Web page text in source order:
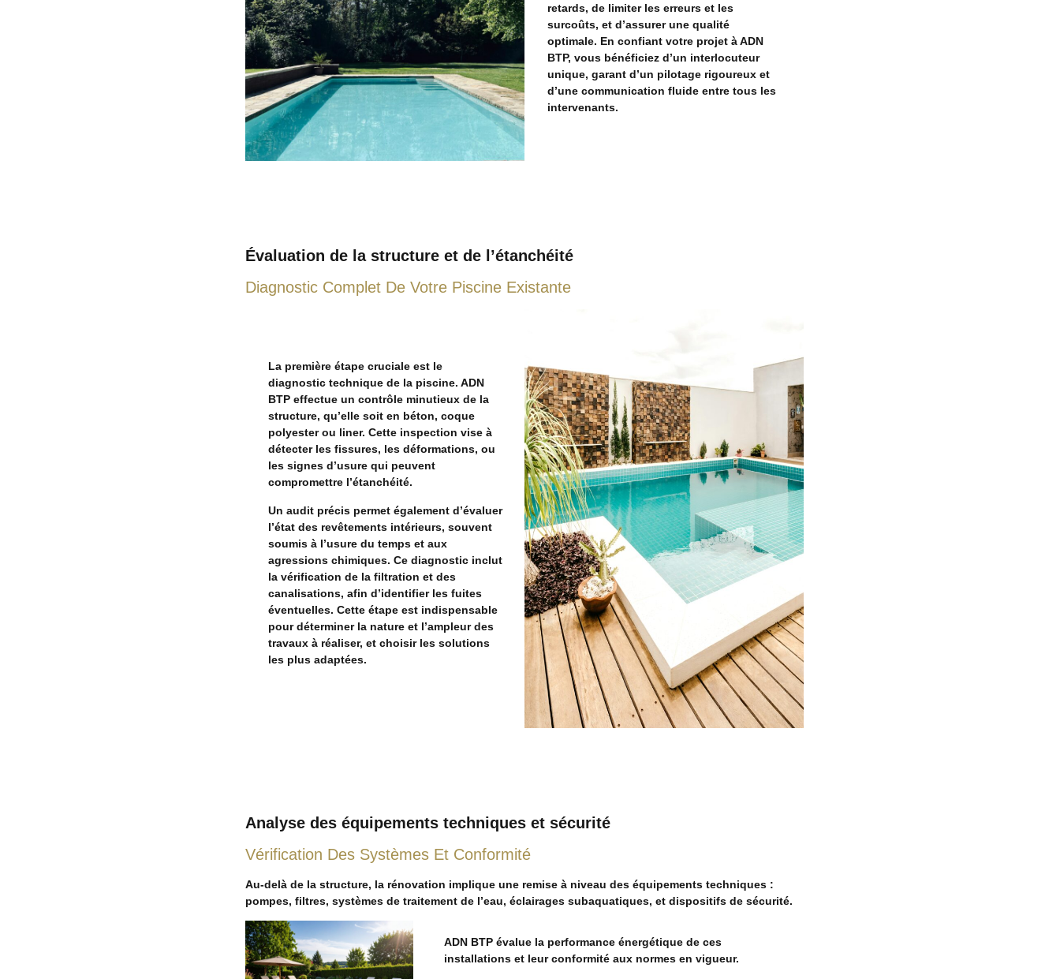
retards, de limiter les erreurs et les
surcoûts, et d’assurer une qualité
optimale. En confiant votre projet à ADN
BTP, vous bénéficiez d’un interlocuteur
unique, garant d’un pilotage rigoureux et
d’une communication fluide entre tous les
intervenants.
Évaluation de la structure et de l’étanchéité
Diagnostic Complet De Votre Piscine Existante
La première étape cruciale est le
diagnostic technique de la piscine. ADN
BTP effectue un contrôle minutieux de la
structure, qu’elle soit en béton, coque
polyester ou liner. Cette inspection vise à
détecter les fissures, les déformations, ou
les signes d’usure qui peuvent
compromettre l’étanchéité.
Un audit précis permet également d’évaluer
l’état des revêtements intérieurs, souvent
soumis à l’usure du temps et aux
agressions chimiques. Ce diagnostic inclut
la vérification de la filtration et des
canalisations, afin d’identifier les fuites
éventuelles. Cette étape est indispensable
pour déterminer la nature et l’ampleur des
travaux à réaliser, et choisir les solutions
les plus adaptées.
Analyse des équipements techniques et sécurité
Vérification Des Systèmes Et Conformité
Au-delà de la structure, la rénovation implique une remise à niveau des équipements techniques :
pompes, filtres, systèmes de traitement de l’eau, éclairages subaquatiques, et dispositifs de sécurité.
ADN BTP évalue la performance énergétique de ces
installations et leur conformité aux normes en vigueur.